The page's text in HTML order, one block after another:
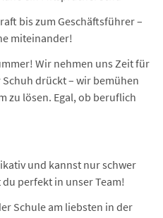
bis zum Geschäftsführer –
miteinander!
Wir nehmen uns Zeit für
drückt – wir bemühen
zu lösen. Egal, ob beruflich
und kannst nur schwer
perfekt in unser Team!
Schule am liebsten in der